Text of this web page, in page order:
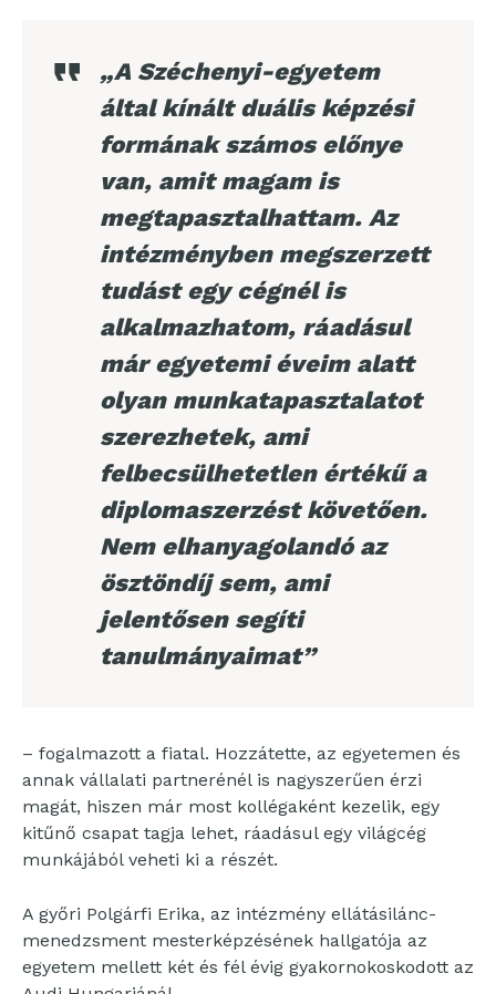
„A Széchenyi-egyetem
által kínált duális képzési
formának számos előnye
van, amit magam is
megtapasztalhattam. Az
intézményben megszerzett
tudást egy cégnél is
alkalmazhatom, ráadásul
már egyetemi éveim alatt
olyan munkatapasztalatot
szerezhetek, ami
felbecsülhetetlen értékű a
diplomaszerzést követően.
Nem elhanyagolandó az
ösztöndíj sem, ami
jelentősen segíti
tanulmányaimat”
– fogalmazott a fiatal. Hozzátette, az egyetemen és
annak vállalati partnerénél is nagyszerűen érzi
magát, hiszen már most kollégaként kezelik, egy
kitűnő csapat tagja lehet, ráadásul egy világcég
munkájából veheti ki a részét.
A győri Polgárfi Erika, az intézmény ellátásilánc-
menedzsment mesterképzésének hallgatója az
egyetem mellett két és fél évig gyakornokoskodott az